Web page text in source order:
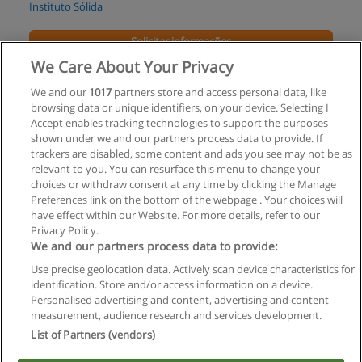
Instituto Sólida
Solicitar informações
Curso Básico de Decoração com Malhas
Tensionadas e outros Tecidos
Instituto Sólida
Solicitar informações
Regras de uso
Privacidade de dados
Entrar em contato com Educaedu
Copyright © Educaedu Business S.L. - CIF : B-95610580: -
We Care About Your Privacy
We and our 1017partners store and access personal data, like
browsing data or unique identifiers, on your device. Selecting I
Accept enables tracking technologies to support the purposes
shown under we and our partners process data to provide. If
trackers are disabled, some content and ads you see may not be as
relevant to you. You can resurface this menu to change your
choices or withdraw consent at any time by clicking the Manage
Preferences link on the bottom of the webpage . Your choices will
have effect within our Website. For more details, refer to our
Privacy Policy.
We and our partners process data to provide:
Use precise geolocation data. Actively scan device characteristics for
identification. Store and/or access information on a device.
Personalised advertising and content, advertising and content
measurement, audience research and services development.
List of Partners (vendors)